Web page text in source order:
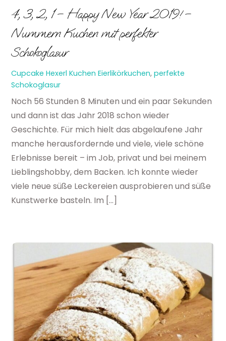
4, 3, 2, 1 – Happy New Year 2019! –
Nummern Kuchen mit perfekter
Schokoglasur
Cupcake Hexerl Kuchen Eierlikörkuchen,perfekte
Schokoglasur
Noch 56 Stunden 8 Minuten und ein paar Sekunden
und dann ist das Jahr 2018 schon wieder
Geschichte. Für mich hielt das abgelaufene Jahr
manche herausfordernde und viele, viele schöne
Erlebnisse bereit – im Job, privat und bei meinem
Lieblingshobby, dem Backen. Ich konnte wieder
viele neue süße Leckereien ausprobieren und süße
Kunstwerke basteln. Im […]